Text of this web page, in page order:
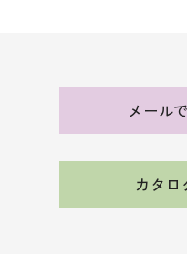
メール
カタロ